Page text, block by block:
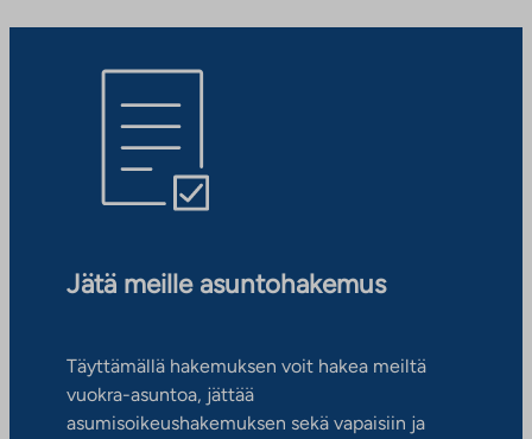
Jätä meille asuntohakemus
Täyttämällä hakemuksen voit hakea meiltä
vuokra-asuntoa, jättää
asumisoikeushakemuksen sekä vapaisiin ja